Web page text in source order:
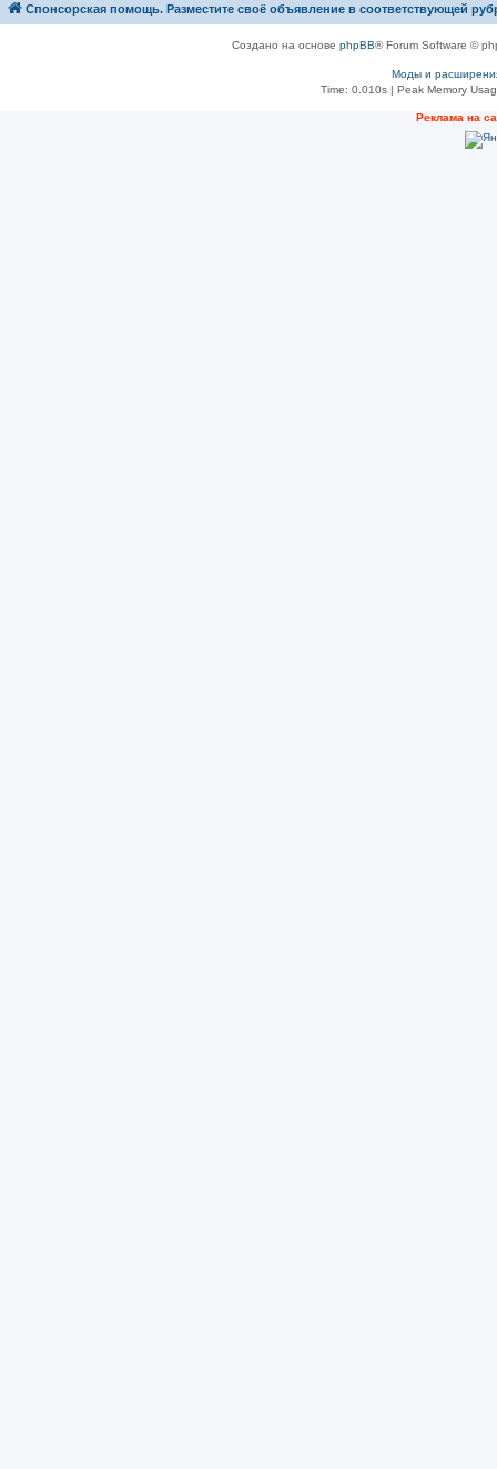
Спонсорская помощь. Разместите своё объявление в соответствующей
Создано на основе phpBB® Forum Software ©
Моды и
Time: 0.010s| Peak Memory
Рeклама на